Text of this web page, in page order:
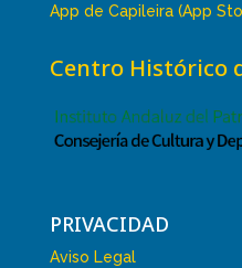
App de Capileira (App
Centro Histórico
PRIVACIDAD
Aviso Legal